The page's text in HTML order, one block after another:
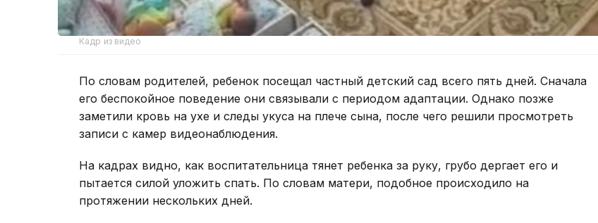
Кадр из видео
По словам родителей, ребенок посещал частный детский сад всего пять дней. Сначала
его беспокойное поведение они связывали с периодом адаптации. Однако позже
заметили кровь на ухе и следы укуса на плече сына, после чего решили просмотреть
записи с камер видеонаблюдения.
На кадрах видно, как воспитательница тянет ребенка за руку, грубо дергает его и
пытается силой уложить спать. По словам матери, подобное происходило на
протяжении нескольких дней.